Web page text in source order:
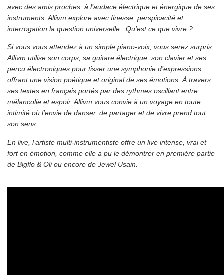
avec des amis proches, à l’audace électrique et énergique de ses
instruments, Allivm explore avec finesse, perspicacité et
interrogation la question universelle : Qu’est ce que vivre ?
Si vous vous attendez à un simple piano-voix, vous serez surpris.
Allivm utilise son corps, sa guitare électrique, son clavier et ses
percu électroniques pour tisser une symphonie d’expressions,
offrant une vision poétique et original de ses émotions. À travers
ses textes en français portés par des rythmes oscillant entre
mélancolie et espoir, Allivm vous convie à un voyage en toute
intimité où l’envie de danser, de partager et de vivre prend tout
son sens.
En live, l’artiste multi-instrumentiste offre un live intense, vrai et
fort en émotion, comme elle a pu le démontrer en première partie
de Bigflo & Oli ou encore de Jewel Usain.